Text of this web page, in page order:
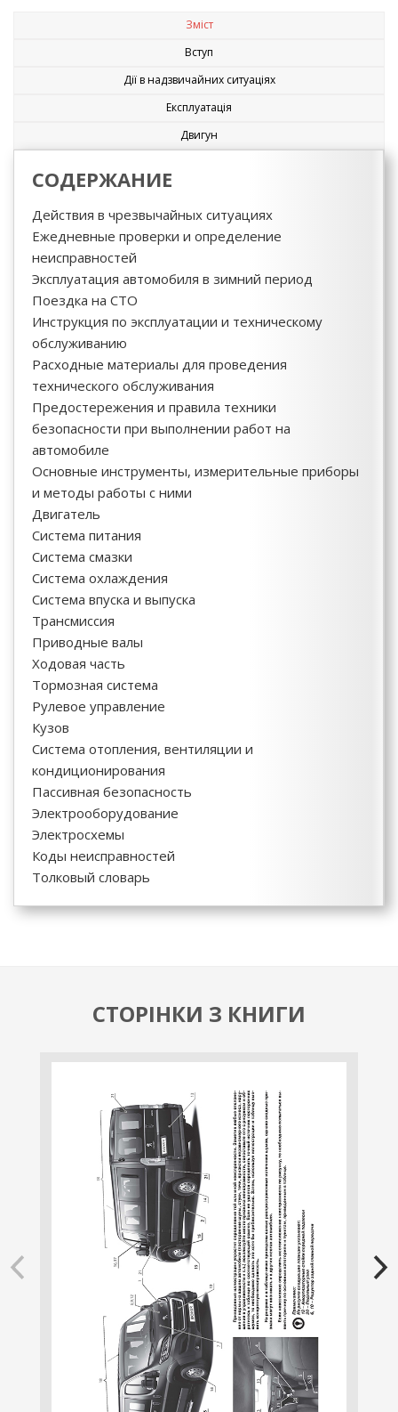
Зміст
Вступ
Дії в надзвичайних ситуаціях
Експлуатація
Двигун
СОДЕРЖАНИЕ
Действия в чрезвычайных ситуациях
Ежедневные проверки и определение
неисправностей
Эксплуатация автомобиля в зимний период
Поездка на СТО
Инструкция по эксплуатации и техническому
обслуживанию
Расходные материалы для проведения
технического обслуживания
Предостережения и правила техники
безопасности при выполнении работ на
автомобиле
Основные инструменты, измерительные приборы
и методы работы с ними
Двигатель
Система питания
Система смазки
Система охлаждения
Система впуска и выпуска
Трансмиссия
Приводные валы
Ходовая часть
Тормозная система
Рулевое управление
Кузов
Система отопления, вентиляции и
кондиционирования
Пассивная безопасность
Электрооборудование
Электросхемы
Коды неисправностей
Толковый словарь
СТОРІНКИ З КНИГИ